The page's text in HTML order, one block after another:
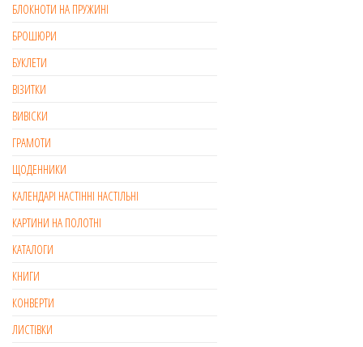
БЛОКНОТИ НА ПРУЖИНІ
БРОШЮРИ
БУКЛЕТИ
ВІЗИТКИ
ВИВІСКИ
ГРАМОТИ
ЩОДЕННИКИ
КАЛЕНДАРІ НАСТІННІ НАСТІЛЬНІ
КАРТИНИ НА ПОЛОТНІ
КАТАЛОГИ
КНИГИ
КОНВЕРТИ
ЛИСТІВКИ